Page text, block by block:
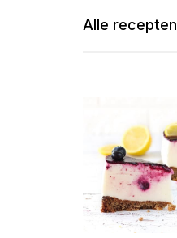
Alle recepten